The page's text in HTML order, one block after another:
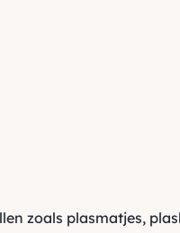
zoals plasmatjes,